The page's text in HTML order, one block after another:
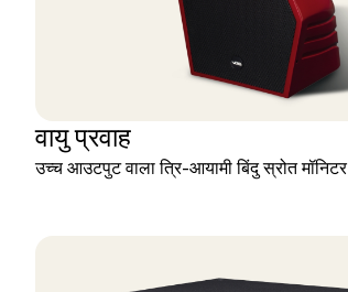
वायु प्रवाह
उच्च आउटपुट वाला त्रि-आयामी बिंदु स्रोत मॉनिटर